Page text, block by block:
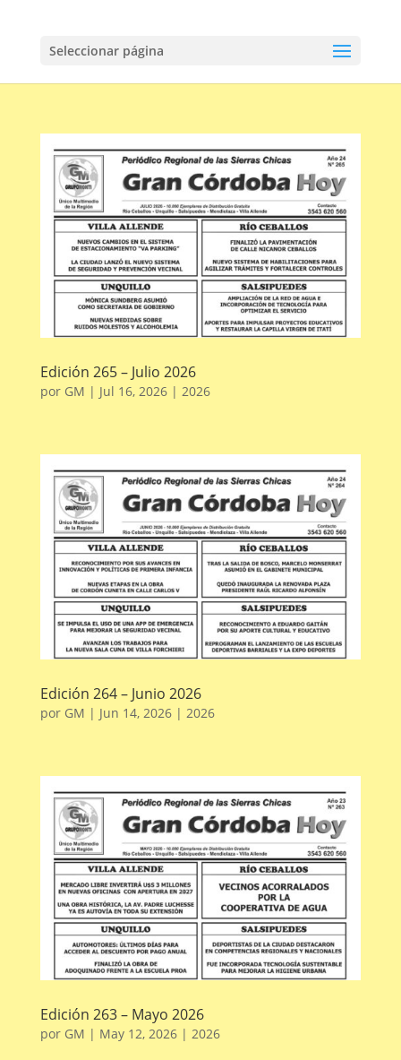
Seleccionar página
Edición 265 – Julio 2026
por GM | Jul 16, 2026| 2026
Edición 264 – Junio 2026
por GM | Jun 14, 2026| 2026
Edición 263 – Mayo 2026
por GM | May 12, 2026| 2026